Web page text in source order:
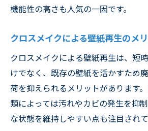
機能性の高さも人気の一因です。
クロスメイクによる壁紙再生のメ
クロスメイクによる壁紙再生は、短
けでなく、既存の壁紙を活かすため
荷を抑えられるメリットがあります
類によっては汚れやカビの発生を抑
な状態を維持しやすい点も注目されて